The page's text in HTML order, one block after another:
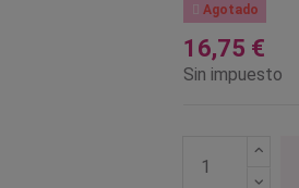
Agotado
16,75 €
Sin impuesto